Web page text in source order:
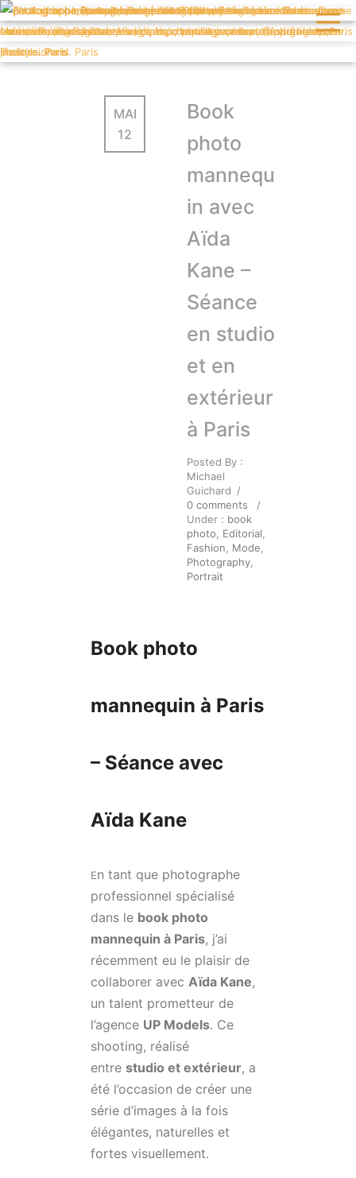
MAI
12
Book
photo
mannequ
in avec
Aïda
Kane –
Séance
en studio
et en
extérieur
à Paris
Posted By :
Michael
Guichard /
0 comments
/
Under : book
photo
Editorial
Fashion
Mode
Photography
Portrait
Book photo
mannequin à Paris
– Séance avec
Aïda Kane
En tant que photographe
professionnel spécialisé
dans le book photo
mannequin à Paris, j’ai
récemment eu le plaisir de
collaborer avec Aïda Kane,
un talent prometteur de
l’agence UP Models. Ce
shooting, réalisé
entre studio et extérieur, a
été l’occasion de créer une
série d’images à la fois
élégantes, naturelles et
fortes visuellement.